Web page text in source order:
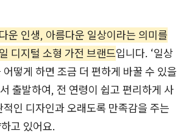
운 인생, 아름다운 일상이라는 의미를
디지털 소형 가전 브랜드입니다. ‘일상
떻게 하면 조금 더 편하게 바꿀 수 있을
출발하여, 전 연령이 쉽고 편리하게 사
인 디자인과 오래도록 만족감을 주는
고 있어요.